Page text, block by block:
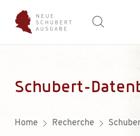
Schubert-
Home Recherche